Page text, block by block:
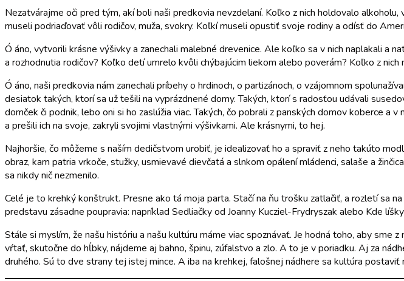
Nezatvárajme oči pred tým, akí boli naši predkovia nevzdelaní. Koľko z nich holdovalo
museli podriaďovať vôli rodičov, muža, svokry. Koľkí museli opustiť svoje rodiny a odísť do
Ó áno, vytvorili krásne výšivky a zanechali malebné drevenice. Ale koľko sa v nich naplakali a
a rozhodnutia rodičov? Koľko detí umrelo kvôli chýbajúcim liekom alebo poverám? Koľko z
Ó áno, naši predkovia nám zanechali príbehy o hrdinoch, o partizánoch, o vzájomnom
desiatok takých, ktorí sa už tešili na vyprázdnené domy. Takých, ktorí s radosťou udávali
domček či podnik, lebo oni si ho zaslúžia viac. Takých, čo pobrali z panských domov koberce
a prešili ich na svoje, zakryli svojimi vlastnými výšivkami. Ale krásnymi, to hej.
Najhoršie, čo môžeme s naším dedičstvom urobiť, je idealizovať ho a spraviť z neho takúto
obraz, kam patria vrkoče, stužky, usmievavé dievčatá a slnkom opálení mládenci, salaše a
sa nikdy nič nezmenilo.
Celé je to krehký konštrukt. Presne ako tá moja parta. Stačí na ňu trošku zatlačiť, a rozletí sa
predstavu zásadne poupravia: napríklad Sedliačky od Joanny Kucziel-Frydryszak alebo Kde
Stále si myslím, že našu históriu a našu kultúru máme viac spoznávať. Je hodná toho, aby sme
vŕtať, skutočne do hĺbky, nájdeme aj bahno, špinu, zúfalstvo a zlo. A to je v poriadku. Aj za
druhého. Sú to dve strany tej istej mince. A iba na krehkej, falošnej nádhere sa kultúra postaviť